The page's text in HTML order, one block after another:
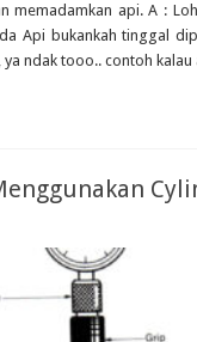
memadamkan api. A :
Api bukankah tinggal
ya ndak tooo.. contoh